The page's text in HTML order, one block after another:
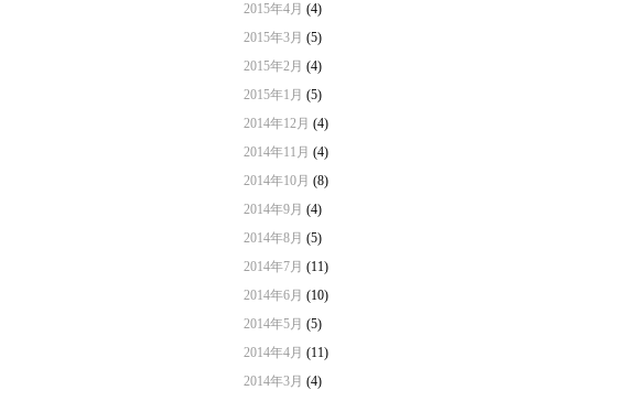
2015年4月 (4)
2015年3月 (5)
2015年2月 (4)
2015年1月 (5)
2014年12月 (4)
2014年11月 (4)
2014年10月 (8)
2014年9月 (4)
2014年8月 (5)
2014年7月 (11)
2014年6月 (10)
2014年5月 (5)
2014年4月 (11)
2014年3月 (4)